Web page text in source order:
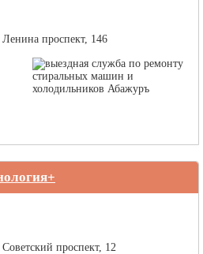
проспект, 146
проспект, 12